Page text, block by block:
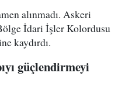
alınmadı. Askeri
İdari İşler Kolordusu
kaydırdı.
güçlendirmeyi